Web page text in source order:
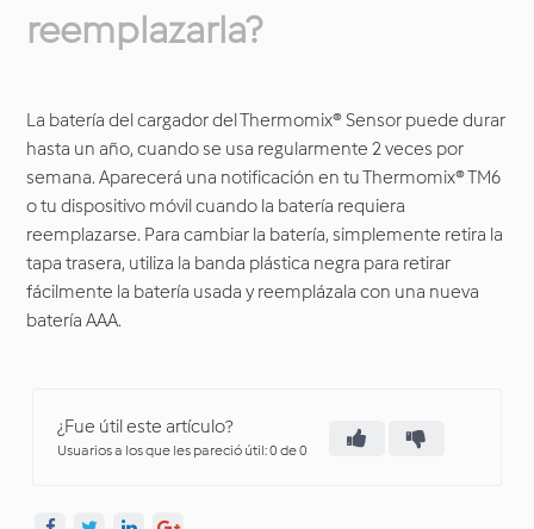
reemplazarla?
La batería del cargador del Thermomix® Sensor puede durar
hasta un año, cuando se usa regularmente 2 veces por
semana. Aparecerá una notificación en tu Thermomix® TM6
o tu dispositivo móvil cuando la batería requiera
reemplazarse. Para cambiar la batería, simplemente retira la
tapa trasera, utiliza la banda plástica negra para retirar
fácilmente la batería usada y reemplázala con una nueva
batería AAA.
¿Fue útil este artículo?
Usuarios a los que les pareció útil: 0 de 0